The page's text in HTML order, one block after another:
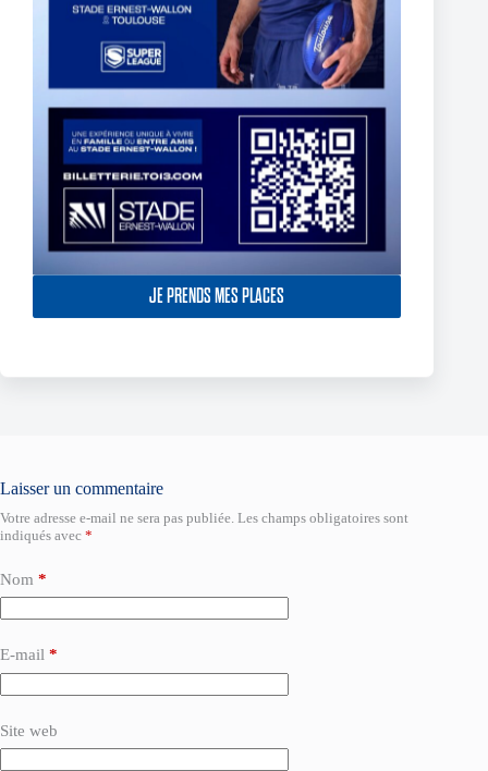
JE PRENDS MES PLACES
Two Toulouse Olympique Academy Graduates Sign Their
Laisser un commentaire
Votre adresse e-mail ne sera pas publiée. Les champs obligatoires sont
indiqués avec *
Nom *
E-mail *
Site web